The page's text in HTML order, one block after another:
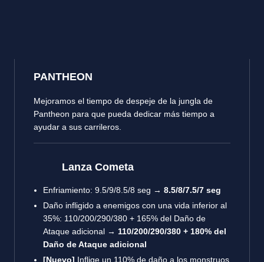
PANTHEON
Mejoramos el tiempo de despeje de la jungla de
Pantheon para que pueda dedicar más tiempo a
ayudar a sus carrileros.
Lanza Cometa
Enfriamiento: 9.5/9/8.5/8 seg → 8.5/8/7.5/7 seg
Daño infligido a enemigos con una vida inferior al
35%: 110/200/290/380 + 165% del Daño de
Ataque adicional → 110/200/290/380 + 180% del
Daño de Ataque adicional
[Nuevo] Inflige un 110% de daño a los monstruos